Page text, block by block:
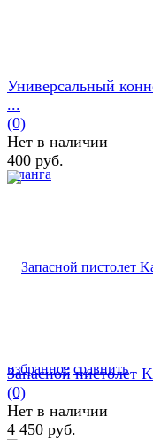
избранное сравнить
Универсальный
...
(0)
Нет в наличии
400 руб.
Запасной пистолет
(0)
Нет в наличии
4 450 руб.